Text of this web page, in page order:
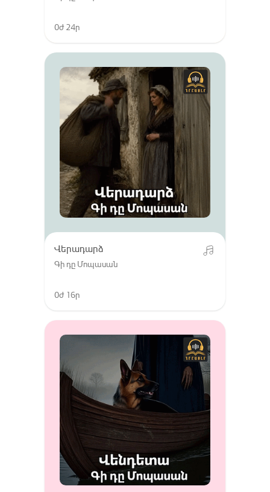
0ժ 24ր
Վերադարձ
Գի դը Մոպասան
0ժ 16ր